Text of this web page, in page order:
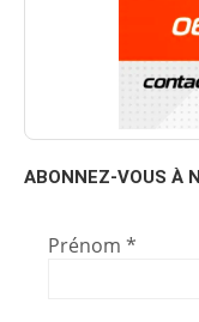
ABONNEZ-VOUS À
Prénom *